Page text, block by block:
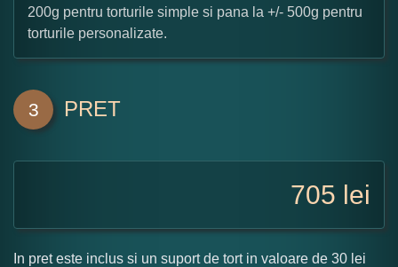
200g pentru torturile simple si pana la +/- 500g pentru
torturile personalizate.
3 PRET
705 lei
In pret este inclus si un suport de tort in valoare de 30 lei